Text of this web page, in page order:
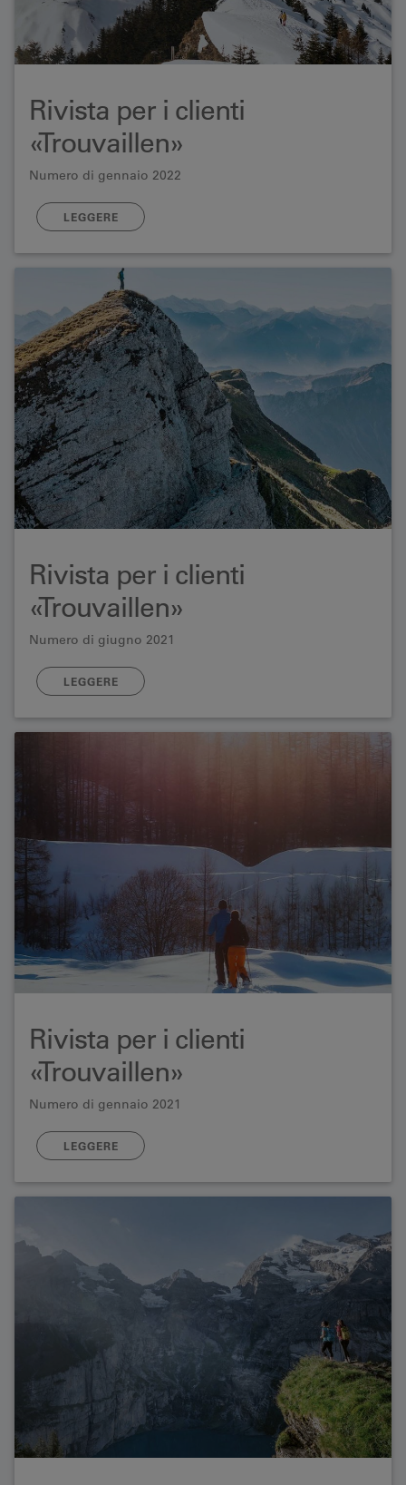
Rivista per i clienti
«Trouvaillen»
Numero di gennaio 2022
LEGGERE
Rivista per i clienti
«Trouvaillen»
Numero di giugno 2021
LEGGERE
Rivista per i clienti
«Trouvaillen»
Numero di gennaio 2021
LEGGERE